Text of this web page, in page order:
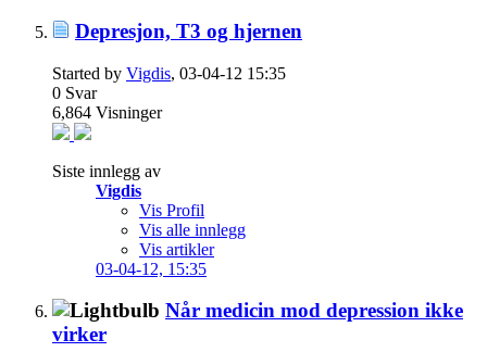
Depresjon, T3 og hjernen
Started by Vigdis, 03-04-12 15:35
0 Svar
6,864 Visninger
Siste innlegg av
Vigdis
Vis Profil
Vis alle innlegg
Vis artikler
03-04-12, 15:35
Når medicin mod depression ikke
virker